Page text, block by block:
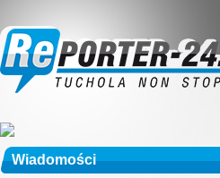
Wiadomości